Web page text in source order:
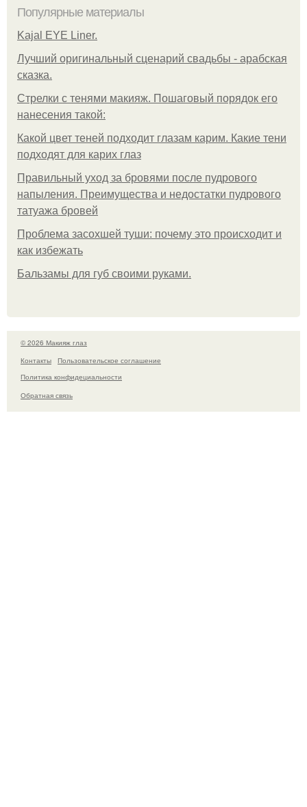
Популярные материалы
Kajal EYE Liner.
Лучший оригинальный сценарий свадьбы - арабская
сказка.
Стрелки с тенями макияж. Пошаговый порядок его
нанесения такой:
Какой цвет теней подходит глазам карим. Какие тени
подходят для карих глаз
Правильный уход за бровями после пудрового
напыления. Преимущества и недостатки пудрового
татуажа бровей
Проблема засохшей туши: почему это происходит и
как избежать
Бальзамы для губ своими руками.
© 2026 Макияж глаз
Контакты
Пользовательское соглашение
Политика конфидециальности
Обратная связь